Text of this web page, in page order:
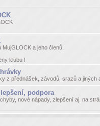
a jeho členů.
klubu !
z přednášek, závodů, srazů a jiných
podpora
nové nápady, zlepšení aj. na